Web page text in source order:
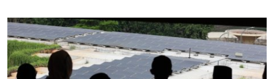
Inisiatif
Sorotan Berita